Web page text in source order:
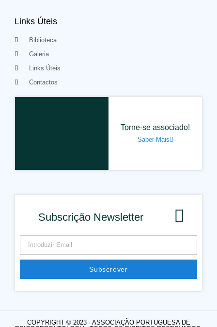
Links Úteis
Biblioteca
Galeria
Links Úteis
Contactos
Torne-se associado!
Saber Mais
Subscrição Newsletter
Subscrever
COPYRIGHT © 2023 · ASSOCIAÇÃO PORTUGUESA DE